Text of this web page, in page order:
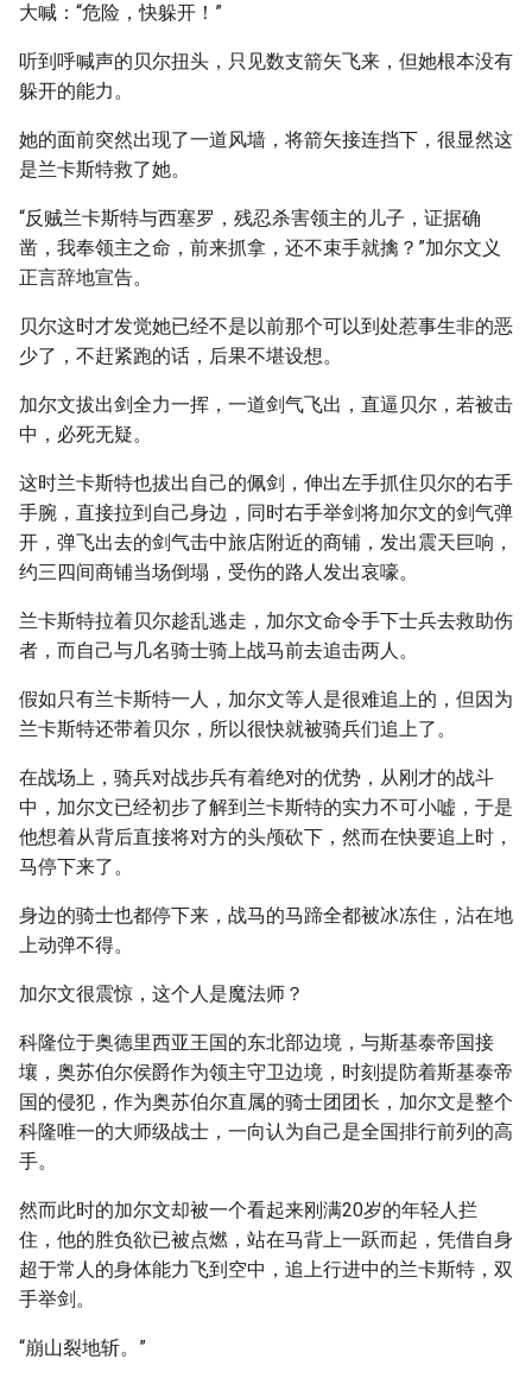
大喊：“危险，快躲开！”
听到呼喊声的贝尔扭头，只见数支箭矢飞来，但她根本没有
躲开的能力。
她的面前突然出现了一道风墙，将箭矢接连挡下，很显然这
是兰卡斯特救了她。
“反贼兰卡斯特与西塞罗，残忍杀害领主的儿子，证据确
凿，我奉领主之命，前来抓拿，还不束手就擒？”加尔文义
正言辞地宣告。
贝尔这时才发觉她已经不是以前那个可以到处惹事生非的恶
少了，不赶紧跑的话，后果不堪设想。
加尔文拔出剑全力一挥，一道剑气飞出，直逼贝尔，若被击
中，必死无疑。
这时兰卡斯特也拔出自己的佩剑，伸出左手抓住贝尔的右手
手腕，直接拉到自己身边，同时右手举剑将加尔文的剑气弹
开，弹飞出去的剑气击中旅店附近的商铺，发出震天巨响，
约三四间商铺当场倒塌，受伤的路人发出哀嚎。
兰卡斯特拉着贝尔趁乱逃走，加尔文命令手下士兵去救助伤
者，而自己与几名骑士骑上战马前去追击两人。
假如只有兰卡斯特一人，加尔文等人是很难追上的，但因为
兰卡斯特还带着贝尔，所以很快就被骑兵们追上了。
在战场上，骑兵对战步兵有着绝对的优势，从刚才的战斗
中，加尔文已经初步了解到兰卡斯特的实力不可小嘘，于是
他想着从背后直接将对方的头颅砍下，然而在快要追上时，
马停下来了。
身边的骑士也都停下来，战马的马蹄全都被冰冻住，沾在地
上动弹不得。
加尔文很震惊，这个人是魔法师？
科隆位于奥德里西亚王国的东北部边境，与斯基泰帝国接
壤，奥苏伯尔侯爵作为领主守卫边境，时刻提防着斯基泰帝
国的侵犯，作为奥苏伯尔直属的骑士团团长，加尔文是整个
科隆唯一的大师级战士，一向认为自己是全国排行前列的高
手。
然而此时的加尔文却被一个看起来刚满20岁的年轻人拦
住，他的胜负欲已被点燃，站在马背上一跃而起，凭借自身
超于常人的身体能力飞到空中，追上行进中的兰卡斯特，双
手举剑。
“崩山裂地斩。”